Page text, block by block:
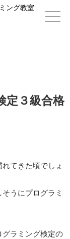
ング教室
定３級合格
てきた頃でしょ
うにプログラミ
グラミング検定の